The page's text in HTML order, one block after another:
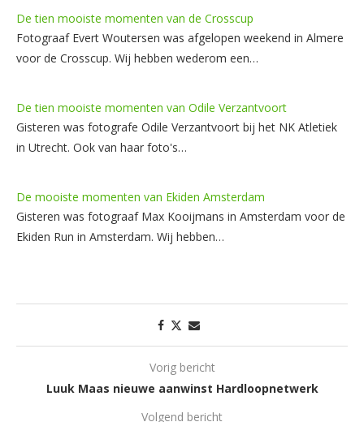
De tien mooiste momenten van de Crosscup
Fotograaf Evert Woutersen was afgelopen weekend in Almere
voor de Crosscup. Wij hebben wederom een…
De tien mooiste momenten van Odile Verzantvoort
Gisteren was fotografe Odile Verzantvoort bij het NK Atletiek
in Utrecht. Ook van haar foto's…
De mooiste momenten van Ekiden Amsterdam
Gisteren was fotograaf Max Kooijmans in Amsterdam voor de
Ekiden Run in Amsterdam. Wij hebben…
Vorig bericht
Luuk Maas nieuwe aanwinst Hardloopnetwerk
Volgend bericht